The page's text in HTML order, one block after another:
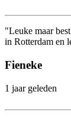
"Leuke maar
in Rotterdam en
Fieneke
1 jaar geleden